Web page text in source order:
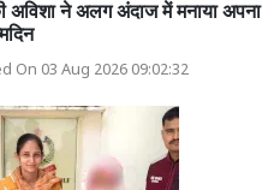
अविशा ने अलग अंदाज में मनाया अपना
On 03 Aug 2026 09:02:32